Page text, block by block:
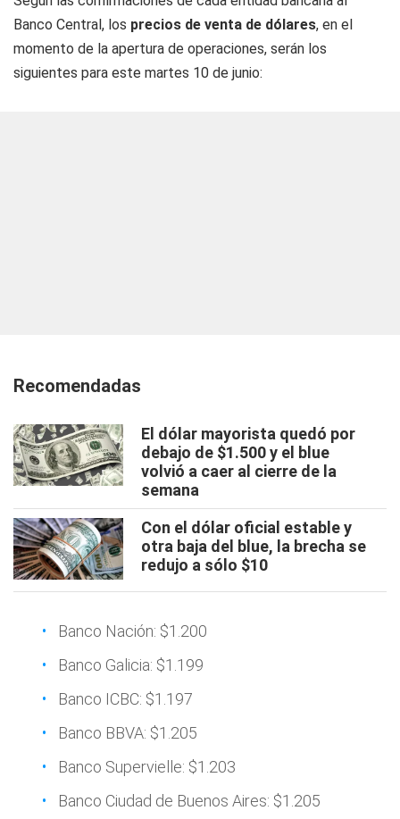
Banco Central, los precios de venta de dólares, en el
momento de la apertura de operaciones, serán los
siguientes para este martes 10 de junio:
Recomendadas
El dólar mayorista quedó por
debajo de $1.500 y el blue
volvió a caer al cierre de la
semana
Con el dólar oficial estable y
otra baja del blue, la brecha se
redujo a sólo $10
Banco Nación: $1.200
Banco Galicia: $1.199
Banco ICBC: $1.197
Banco BBVA: $1.205
Banco Supervielle: $1.203
Banco Ciudad de Buenos Aires: $1.205